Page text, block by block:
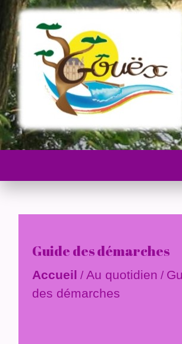
Guide des démarches
Accueil / Au quotidien /
des démarches